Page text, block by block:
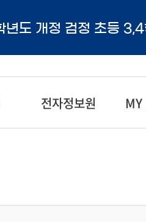
도 개정 검정 초등 3,4
전자정보원